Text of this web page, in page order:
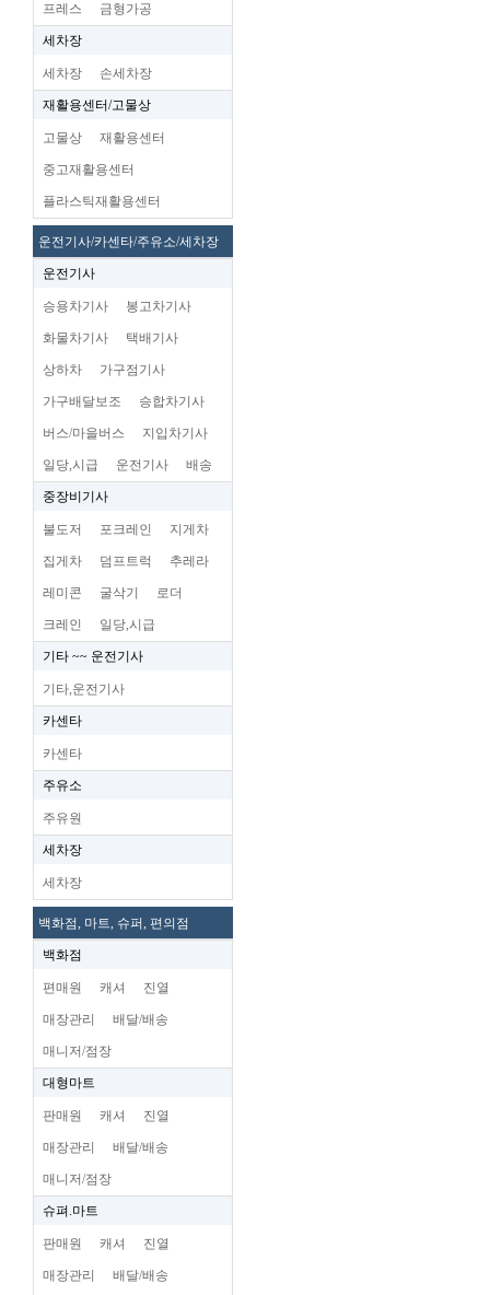
프레스 금형가공
세차장
세차장 손세차장
재활용센터/고물상
고물상 재활용센터
중고재활용센터
플라스틱재활용센터
운전기사/카센타/주유소/세차장
운전기사
승용차기사 봉고차기사
화물차기사 택배기사
상하차 가구점기사
가구배달보조 승합차기사
버스/마을버스 지입차기사
일당,시급 운전기사 배송
중장비기사
불도저 포크레인 지게차
집게차 덤프트럭 추레라
레미콘 굴삭기 로더
크레인 일당,시급
기타 ~~ 운전기사
기타,운전기사
카센타
카센타
주유소
주유원
세차장
세차장
백화점, 마트, 슈퍼, 편의점
백화점
편매원 캐셔 진열
매장관리 배달/배송
매니저/점장
대형마트
판매원 캐셔 진열
매장관리 배달/배송
매니저/점장
슈펴.마트
판매원 캐셔 진열
매장관리 배달/배송